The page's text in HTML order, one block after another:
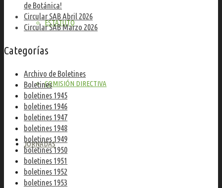
ESTATUTO
COMISIÓN DIRECTIVA
JORNADAS
de Botánica!
Circular SAB Abril 2026
Circular SAB Marzo 2026
Categorías
Archivo de Boletines
Boletines
boletines 1945
boletines 1946
boletines 1947
boletines 1948
boletines 1949
boletines 1950
boletines 1951
boletines 1952
boletines 1953